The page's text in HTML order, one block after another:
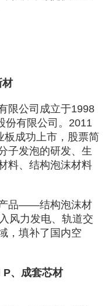
材
限公司成立于1998
份有限公司。2011
板成功上市，股票简
子发泡的研发、生
料、结构泡沫材料
品——结构泡沫材
风力发电、轨道交
，填补了国内空
、成套芯材